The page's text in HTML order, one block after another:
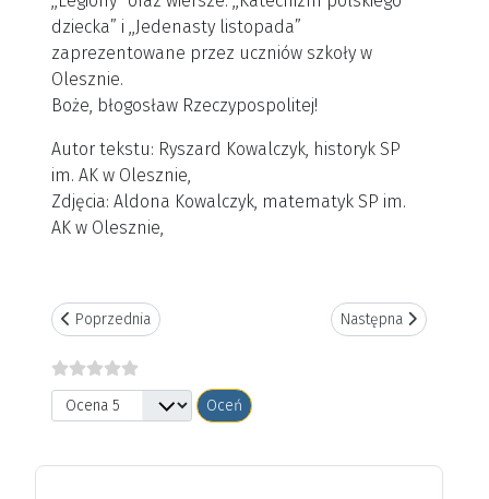
dziecka” i ,,Jedenasty listopada”
zaprezentowane przez uczniów szkoły w
Olesznie.
Boże, błogosław Rzeczypospolitej!
Autor tekstu: Ryszard Kowalczyk, historyk SP
im. AK w Olesznie,
Zdjęcia: Aldona Kowalczyk, matematyk SP im.
AK w Olesznie,
Poprzednia strona: Jasełka w szkole
Poprzednia Następna strona: 81.
Następna
Proszę, oceń